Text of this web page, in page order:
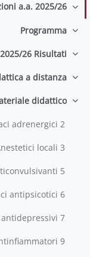
طيa.a. 2025/26
طيProgramma
طي26 Risultati
طيa distanza
طيdidattico
2 Farmaci adrenergici
3 Anestetici locali
5 Farmaci anticonvulsivanti
6 Farmaci antipsicotici
7 Farmaci antidepressivi
9 Farmaci antinfiammatori